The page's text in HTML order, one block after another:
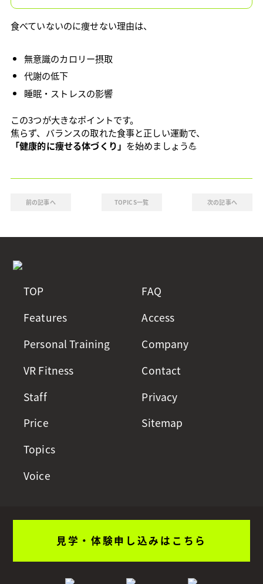
食べていないのに痩せない理由は、
無意識のカロリー摂取
代謝の低下
睡眠・ストレスの影響
この3つが大きなポイントです。
焦らず、バランスの取れた食事と正しい運動で、
「健康的に痩せる体づくり」 を始めましょう💪
前の記事へ TOPICS一覧 次の記事へ
TOP
Features
Personal Training
VR Fitness
Staff
Price
Topics
Voice
FAQ
Access
Company
Contact
Privacy
Sitemap
見学・体験申し込みはこちら